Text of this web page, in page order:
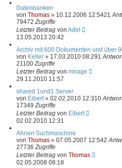
Datenbanken
von Thomas » 10.12.2006 12:5421
79472Zugriffe
Letzter Beitrag von Adel
13.05.2013 20:42
Archiv mit 600 Dokumenten und über
von Keller » 17.03.2010 08:291
21100Zugriffe
Letzter Beitrag von mirage
29.11.2010 11:57
shared 1und1 Server
von Eibert» 02.02.2010 12:310
17349Zugriffe
Letzter Beitrag von Eibert
02.02.2010 12:31
Ahnen Suchmaschine
von Thomas » 07.05.2007 12:542
27736Zugriffe
Letzter Beitrag von Thomas
02.05.2008 08:18